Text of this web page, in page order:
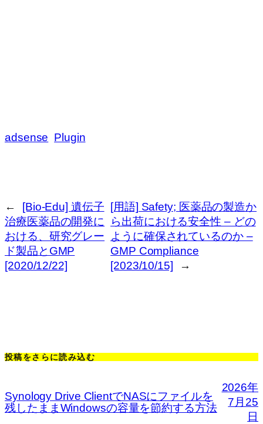
adsense Plugin
←
[Bio-Edu] 遺伝子
治療医薬品の開発に
おける、研究グレー
ド製品とGMP
[2020/12/22]
[用語] Safety; 医薬品の製造か
ら出荷における安全性 – どの
ように確保されているのか –
GMP Compliance
[2023/10/15]
→
投稿をさらに読み込む
Synology Drive ClientでNASにファイルを
残したままWindowsの容量を節約する方法
2026年
7月25
日